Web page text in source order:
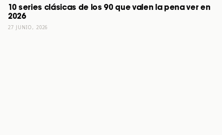
10 series clásicas de los 90 que valen la pena ver en
2026
27 JUNIO, 2026